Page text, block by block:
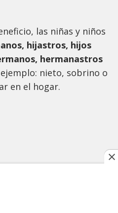
las niñas y niños
hijastros, hijos
hermanastros
nieto, sobrino o
en el hogar.